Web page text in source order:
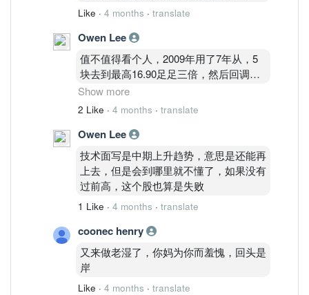
SPD 综合
8.2 / 10
→ 强趋势推进股
六、最终判定
推荐状态：推荐
推荐等级：A
七、执行建议
不在 14.50 下方追高
回踩 14.00–14.10 是安全加仓区
跌破 13.80 才需要降级
一句话结论
TENAGA 属于中周期趋势主升段。
现在是高位推进，不是顶部结构。
Like · 4 months · translate
Owen Lee
值不值得看个人，2009年用了7年从，5
块去到最高16.90足足三倍，然后回调到8
块附近，然后这几年又从8块去到14.50，
不说技术面，只说基本面，2009和现在
却回不去当年，虽然说当中也有红股，分
红之类的拖慢了股价，但是如果这种股放
在美国，股价已经是天价了，可怜的马
股，
Show more
2 Like · 4 months · translate
Owen Lee
技术面写是中期上升趋势，意思是还能再
上去，但是会到哪里就不懂了，如果没有
过前高，这个股也算是失败
1 Like · 4 months · translate
coonec henry
又来做老湿了，你妈为你而羞愧，回头是
岸
Like · 4 months · translate